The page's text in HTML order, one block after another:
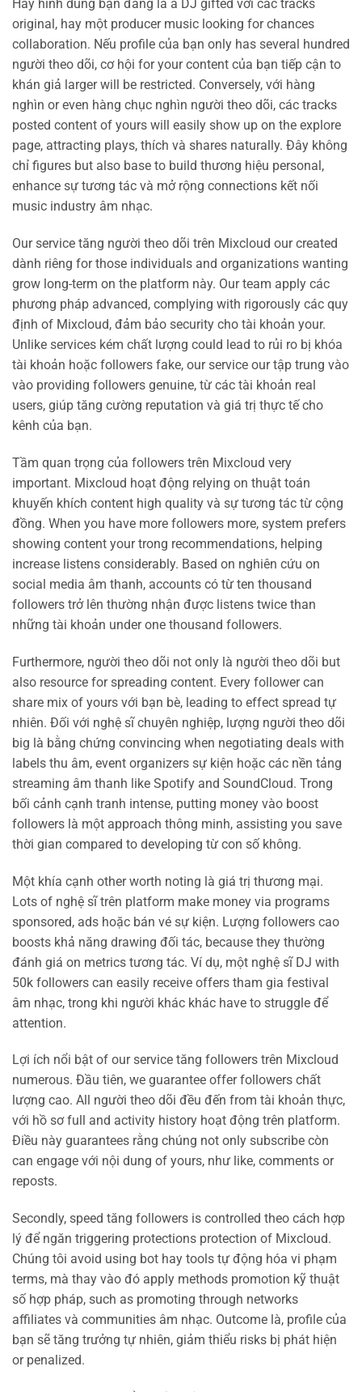
Hãy hình dung bạn đang là a DJ gifted với các tracks
original, hay một producer music looking for chances
collaboration. Nếu profile của bạn only has several hundred
người theo dõi, cơ hội for your content của bạn tiếp cận to
khán giả larger will be restricted. Conversely, với hàng
nghìn or even hàng chục nghìn người theo dõi, các tracks
posted content of yours will easily show up on the explore
page, attracting plays, thích và shares naturally. Đây không
chỉ figures but also base to build thương hiệu personal,
enhance sự tương tác và mở rộng connections kết nối
music industry âm nhạc.
Our service tăng người theo dõi trên Mixcloud our created
dành riêng for those individuals and organizations wanting
grow long-term on the platform này. Our team apply các
phương pháp advanced, complying with rigorously các quy
định of Mixcloud, đảm bảo security cho tài khoản your.
Unlike services kém chất lượng could lead to rủi ro bị khóa
tài khoản hoặc followers fake, our service our tập trung vào
vào providing followers genuine, từ các tài khoản real
users, giúp tăng cường reputation và giá trị thực tế cho
kênh của bạn.
Tầm quan trọng của followers trên Mixcloud very
important. Mixcloud hoạt động relying on thuật toán
khuyến khích content high quality và sự tương tác từ cộng
đồng. When you have more followers more, system prefers
showing content your trong recommendations, helping
increase listens considerably. Based on nghiên cứu on
social media âm thanh, accounts có từ ten thousand
followers trở lên thường nhận được listens twice than
những tài khoản under one thousand followers.
Furthermore, người theo dõi not only là người theo dõi but
also resource for spreading content. Every follower can
share mix of yours với bạn bè, leading to effect spread tự
nhiên. Đối với nghệ sĩ chuyên nghiệp, lượng người theo dõi
big là bằng chứng convincing when negotiating deals with
labels thu âm, event organizers sự kiện hoặc các nền tảng
streaming âm thanh like Spotify and SoundCloud. Trong
bối cảnh cạnh tranh intense, putting money vào boost
followers là một approach thông minh, assisting you save
thời gian compared to developing từ con số không.
Một khía cạnh other worth noting là giá trị thương mại.
Lots of nghệ sĩ trên platform make money via programs
sponsored, ads hoặc bán vé sự kiện. Lượng followers cao
boosts khả năng drawing đối tác, because they thường
đánh giá on metrics tương tác. Ví dụ, một nghệ sĩ DJ with
50k followers can easily receive offers tham gia festival
âm nhạc, trong khi người khác khác have to struggle để
attention.
Lợi ích nổi bật of our service tăng followers trên Mixcloud
numerous. Đầu tiên, we guarantee offer followers chất
lượng cao. All người theo dõi đều đến from tài khoản thực,
với hồ sơ full and activity history hoạt động trên platform.
Điều này guarantees rằng chúng not only subscribe còn
can engage với nội dung of yours, như like, comments or
reposts.
Secondly, speed tăng followers is controlled theo cách hợp
lý để ngăn triggering protections protection of Mixcloud.
Chúng tôi avoid using bot hay tools tự động hóa vi phạm
terms, mà thay vào đó apply methods promotion kỹ thuật
số hợp pháp, such as promoting through networks
affiliates và communities âm nhạc. Outcome là, profile của
bạn sẽ tăng trưởng tự nhiên, giảm thiểu risks bị phát hiện
or penalized.